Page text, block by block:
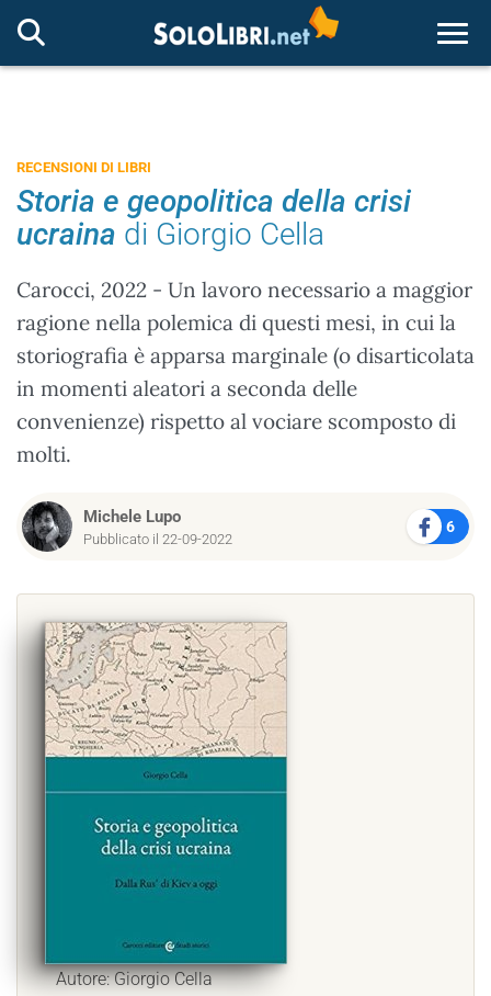
RECENSIONI DI LIBRI
Storia e geopolitica della crisi
ucraina di Giorgio Cella
Carocci, 2022 - Un lavoro necessario a maggior
ragione nella polemica di questi mesi, in cui la
storiografia è apparsa marginale (o disarticolata
in momenti aleatori a seconda delle
convenienze) rispetto al vociare scomposto di
molti.
Michele Lupo
Pubblicato il 22-09-2022
6
Autore: Giorgio Cella